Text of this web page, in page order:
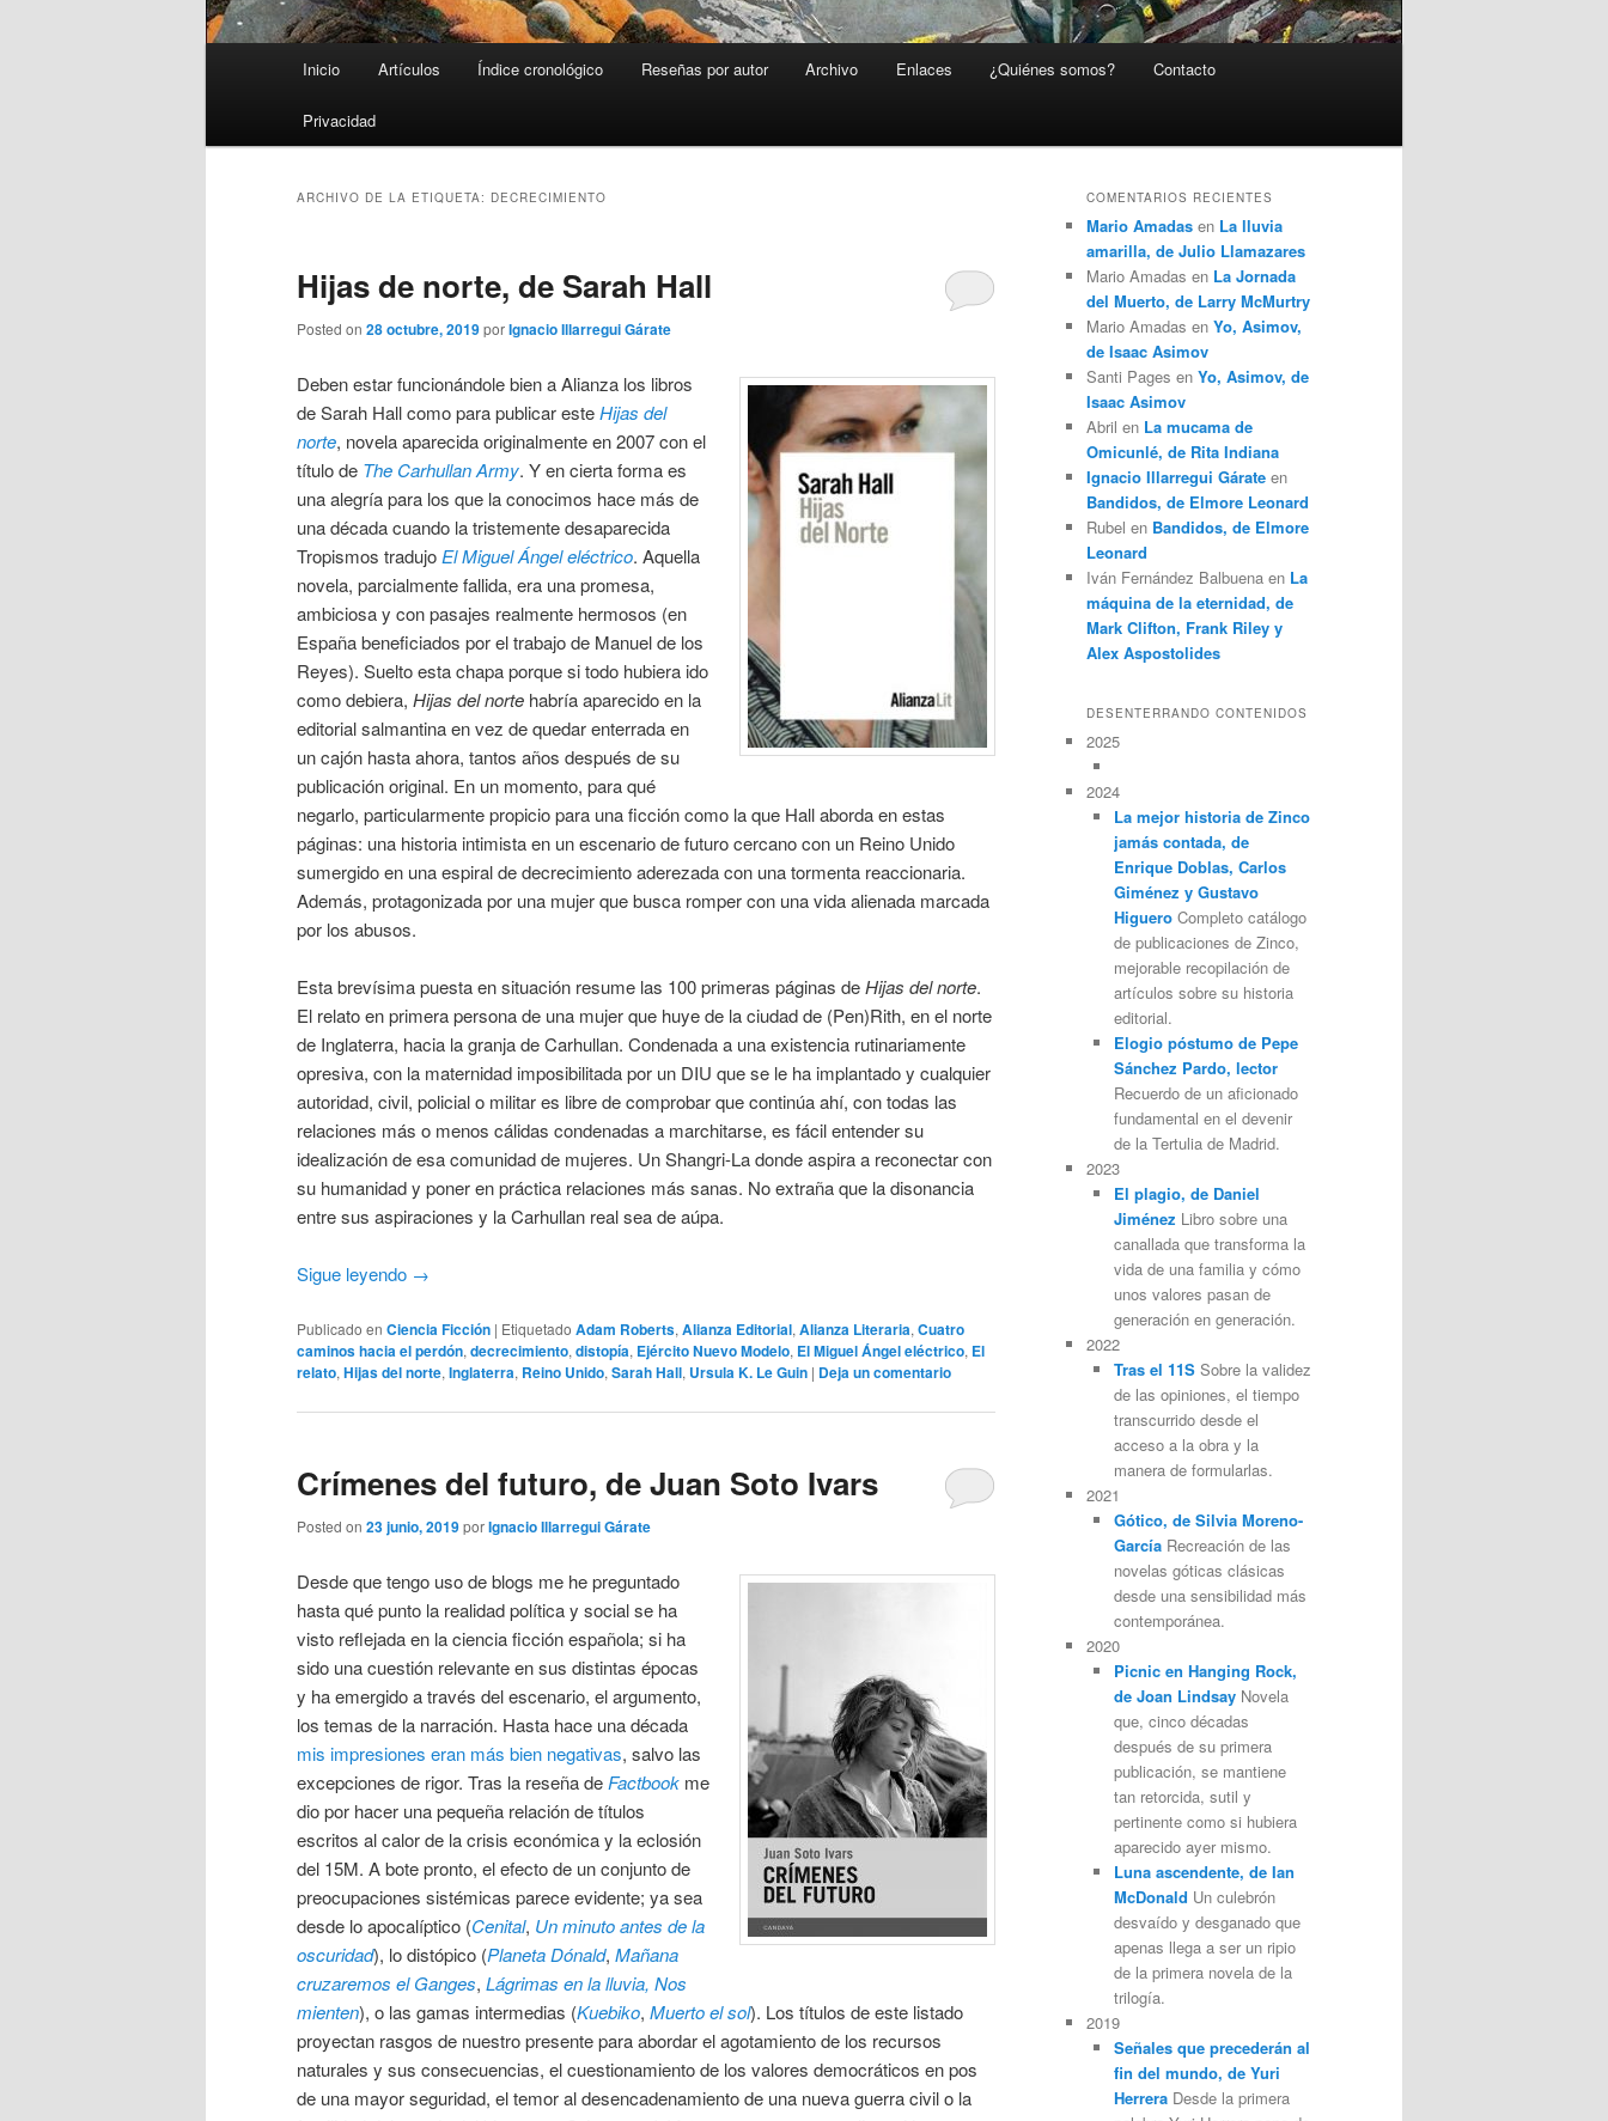
Inicio Artículos Índice cronológico Reseñas por autor Archivo Enlaces ¿Quiénes somos? Contacto
Privacidad
ARCHIVO DE LA ETIQUETA: DECRECIMIENTO
Hijas de norte, de Sarah Hall
Posted on 28 octubre, 2019porIgnacio Illarregui Gárate
Deben estar funcionándole bien a Alianza los libros
de Sarah Hall como para publicar esteHijas del
norte, novela aparecida originalmente en 2007 con el
título de The Carhullan Army. Y en cierta forma es
una alegría para los que la conocimos hace más de
una década cuando la tristemente desaparecida
Tropismos tradujo El Miguel Ángel eléctrico. Aquella
novela, parcialmente fallida, era una promesa,
ambiciosa y con pasajes realmente hermosos (en
España beneficiados por el trabajo de Manuel de los
Reyes). Suelto esta chapa porque si todo hubiera ido
como debiera, Hijas del norte habría aparecido en la
editorial salmantina en vez de quedar enterrada en
un cajón hasta ahora, tantos años después de su
publicación original. En un momento, para qué
negarlo, particularmente propicio para una ficción como la que Hall aborda en estas
páginas: una historia intimista en un escenario de futuro cercano con un Reino Unido
sumergido en una espiral de decrecimiento aderezada con una tormenta reaccionaria.
Además, protagonizada por una mujer que busca romper con una vida alienada marcada
por los abusos.
Esta brevísima puesta en situación resume las 100 primeras páginas deHijas del norte.
El relato en primera persona de una mujer que huye de la ciudad de (Pen)Rith, en el norte
de Inglaterra, hacia la granja de Carhullan. Condenada a una existencia rutinariamente
opresiva, con la maternidad imposibilitada por un DIU que se le ha implantado y cualquier
autoridad, civil, policial o militar es libre de comprobar que continúa ahí, con todas las
relaciones más o menos cálidas condenadas a marchitarse, es fácil entender su
idealización de esa comunidad de mujeres. Un Shangri-La donde aspira a reconectar con
su humanidad y poner en práctica relaciones más sanas. No extraña que la disonancia
entre sus aspiraciones y la Carhullan real sea de aúpa.
Sigue leyendo →
Publicado en Ciencia Ficción | Etiquetado Adam Roberts, Alianza Editorial, Alianza Literaria, Cuatro
caminos hacia el perdón, decrecimiento, distopía, Ejército Nuevo Modelo, El Miguel Ángel eléctrico, El
relato, Hijas del norte, Inglaterra, Reino Unido, Sarah Hall, Ursula K. Le Guin | Deja un comentario
Crímenes del futuro, de Juan Soto Ivars
Posted on 23 junio, 2019porIgnacio Illarregui Gárate
Desde que tengo uso de blogs me he preguntado
hasta qué punto la realidad política y social se ha
visto reflejada en la ciencia ficción española; si ha
sido una cuestión relevante en sus distintas épocas
y ha emergido a través del escenario, el argumento,
los temas de la narración. Hasta hace una década
mis impresiones eran más bien negativas, salvo las
excepciones de rigor. Tras la reseña de Factbook me
dio por hacer una pequeña relación de títulos
escritos al calor de la crisis económica y la eclosión
del 15M. A bote pronto, el efecto de un conjunto de
preocupaciones sistémicas parece evidente; ya sea
desde lo apocalíptico (Cenital, Un minuto antes de la
oscuridad), lo distópico (Planeta Dónald, Mañana
cruzaremos el Ganges, Lágrimas en la lluvia, Nos
mienten), o las gamas intermedias (Kuebiko, Muerto el sol). Los títulos de este listado
proyectan rasgos de nuestro presente para abordar el agotamiento de los recursos
naturales y sus consecuencias, el cuestionamiento de los valores democráticos en pos
de una mayor seguridad, el temor al desencadenamiento de una nueva guerra civil o la
COMENTARIOS RECIENTES
Mario Amadas en La lluvia
amarilla, de Julio Llamazares
Mario Amadas en La Jornada
del Muerto, de Larry McMurtry
Mario Amadas en Yo, Asimov,
de Isaac Asimov
Santi Pages en Yo, Asimov, de
Isaac Asimov
Abril en La mucama de
Omicunlé, de Rita Indiana
Ignacio Illarregui Gárate en
Bandidos, de Elmore Leonard
Rubel en Bandidos, de Elmore
Leonard
Iván Fernández Balbuena en La
máquina de la eternidad, de
Mark Clifton, Frank Riley y
Alex Aspostolides
DESENTERRANDO CONTENIDOS
2025
2024
La mejor historia de Zinco
jamás contada, de
Enrique Doblas, Carlos
Giménez y Gustavo
HigueroCompleto catálogo
de publicaciones de Zinco,
mejorable recopilación de
artículos sobre su historia
editorial.
Elogio póstumo de Pepe
Sánchez Pardo, lector
Recuerdo de un aficionado
fundamental en el devenir
de la Tertulia de Madrid.
2023
El plagio, de Daniel
Jiménez Libro sobre una
canallada que transforma la
vida de una familia y cómo
unos valores pasan de
generación en generación.
2022
Tras el 11SSobre la validez
de las opiniones, el tiempo
transcurrido desde el
acceso a la obra y la
manera de formularlas.
2021
Gótico, de Silvia Moreno-
GarcíaRecreación de las
novelas góticas clásicas
desde una sensibilidad más
contemporánea.
2020
Picnic en Hanging Rock,
de Joan LindsayNovela
que, cinco décadas
después de su primera
publicación, se mantiene
tan retorcida, sutil y
pertinente como si hubiera
aparecido ayer mismo.
Luna ascendente, de Ian
McDonald Un culebrón
desvaído y desganado que
apenas llega a ser un ripio
de la primera novela de la
trilogía.
2019
Señales que precederán al
fin del mundo, de Yuri
HerreraDesde la primera